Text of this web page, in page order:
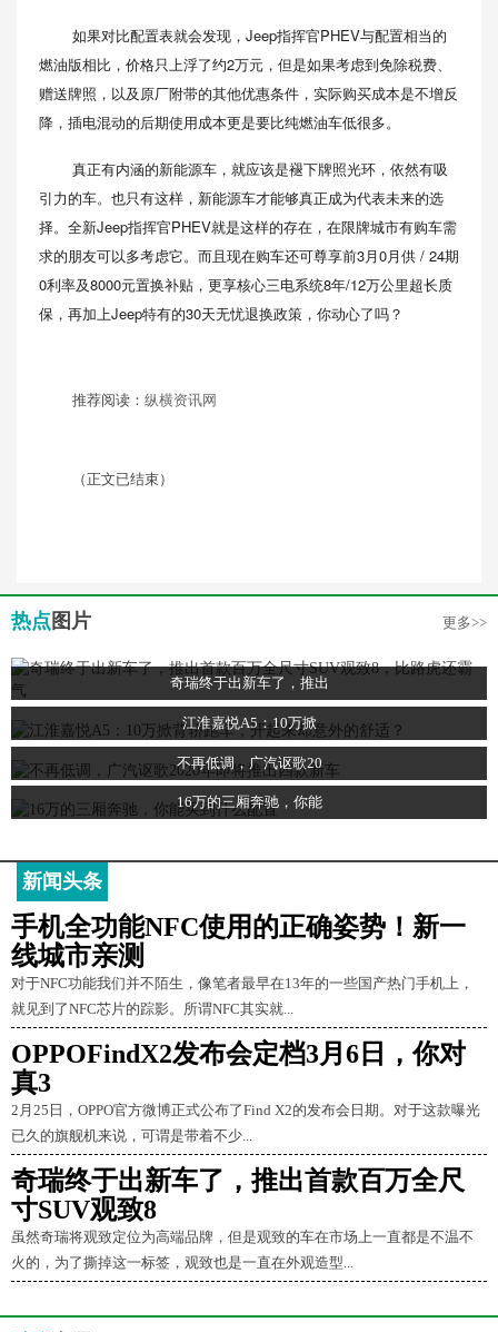
如果对比配置表就会发现，Jeep指挥官PHEV与配置相当的
燃油版相比，价格只上浮了约2万元，但是如果考虑到免除税费、
赠送牌照，以及原厂附带的其他优惠条件，实际购买成本是不增反
降，插电混动的后期使用成本更是要比纯燃油车低很多。
真正有内涵的新能源车，就应该是褪下牌照光环，依然有吸
引力的车。也只有这样，新能源车才能够真正成为代表未来的选
择。全新Jeep指挥官PHEV就是这样的存在，在限牌城市有购车需
求的朋友可以多考虑它。而且现在购车还可尊享前3月0月供 / 24期
0利率及8000元置换补贴，更享核心三电系统8年/12万公里超长质
保，再加上Jeep特有的30天无忧退换政策，你动心了吗？
推荐阅读： 纵横资讯网
（正文已结束）
热点 图片 更多>>
奇瑞终于出新车了，推出
江淮嘉悦A5：10万掀
不再低调，广汽讴歌20
16万的三厢奔驰，你能
新闻头条
手机全功能NFC使用的正确姿势！新一
线城市亲测
对于NFC功能我们并不陌生，像笔者最早在13年的一些国产热门手机上，
就见到了NFC芯片的踪影。所谓NFC其实就...
OPPOFindX2发布会定档3月6日，你对
真3
2月25日，OPPO官方微博正式公布了Find X2的发布会日期。对于这款曝光
已久的旗舰机来说，可谓是带着不少...
奇瑞终于出新车了，推出首款百万全尺
寸SUV观致8
虽然奇瑞将观致定位为高端品牌，但是观致的车在市场上一直都是不温不
火的，为了撕掉这一标签，观致也是一直在外观造型...